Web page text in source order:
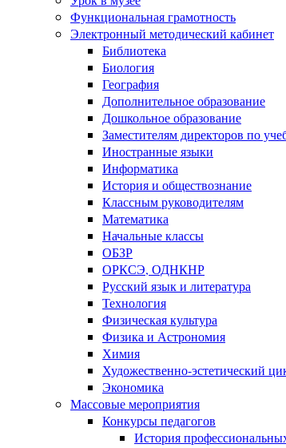
Функциональная грамотность
Электронный методический кабинет
Библиотека
Биология
География
Дополнительное образование
Дошкольное образование
Заместителям директоров по
Иностранные языки
Информатика
История и обществознание
Классным руководителям
Математика
Начальные классы
ОБЗР
ОРКСЭ, ОДНКНР
Русский язык и литература
Технология
Физическая культура
Физика и Астрономия
Химия
Художественно-эстетический
Экономика
Массовые мероприятия
Конкурсы педагогов
История